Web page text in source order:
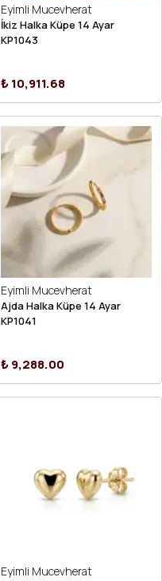
Eyimli Mucevherat
İkiz Halka Küpe 14 Ayar
KP1043
₺ 10,911.68
Eyimli Mucevherat
Ajda Halka Küpe 14 Ayar
KP1041
₺ 9,288.00
Eyimli Mucevherat